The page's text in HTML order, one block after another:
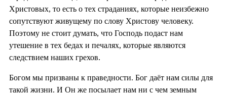
Христовых, то есть о тех страданиях, которые неизбежно
сопутствуют живущему по слову Христову человеку.
Поэтому не стоит думать, что Господь подаст нам
утешение в тех бедах и печалях, которые являются
следствием наших грехов.
Богом мы призваны к праведности. Бог даёт нам силы для
такой жизни. И Он же посылает нам ни с чем земным